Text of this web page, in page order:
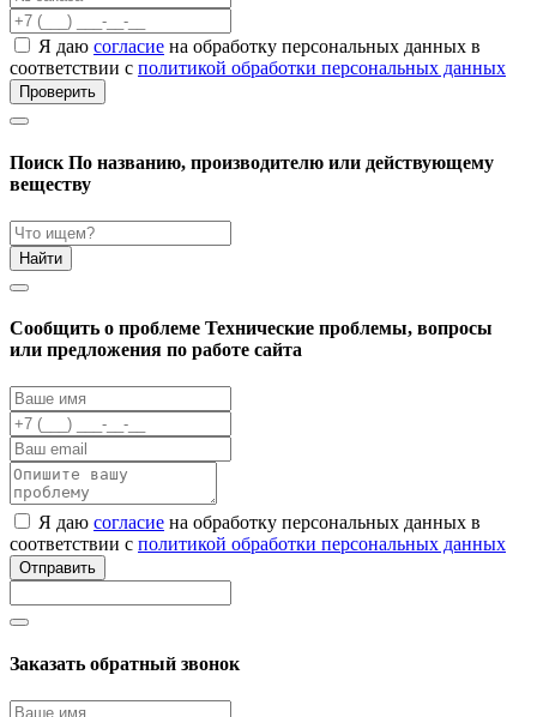
Я даю согласие на обработку персональных данных в
соответствии с политикой обработки персональных данных
Проверить
Поиск По названию, производителю или действующему
веществу
Найти
Cообщить о проблеме Технические проблемы, вопросы
или предложения по работе сайта
Я даю согласие на обработку персональных данных в
соответствии с политикой обработки персональных данных
Отправить
Заказать обратный звонок